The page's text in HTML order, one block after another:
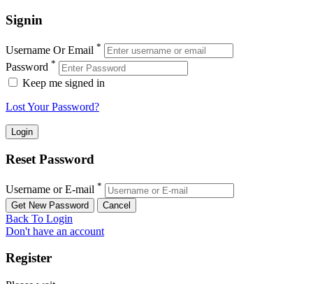
Signin
Username Or Email *
Password *
Keep me signed in
Lost Your Password?
Reset Password
Username or E-mail *
Back To Login
Don't have an account
Register